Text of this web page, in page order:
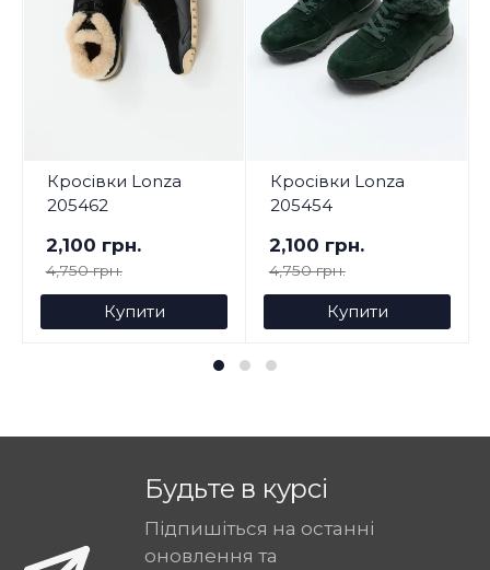
Кросівки Lonza
205462
2,100 грн.
4,750 грн.
Купити
Кросівки Lonza
205454
2,100 грн.
4,750 грн.
Купити
Будьте в курсі
Підпишіться на останні
оновлення та